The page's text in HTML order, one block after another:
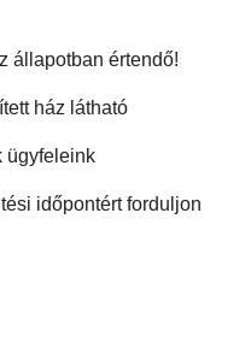
állapotban értendő!
ház látható
ügyfeleink
időpontért forduljon